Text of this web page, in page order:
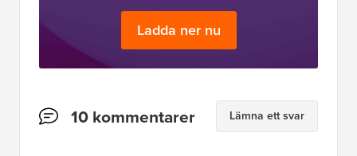
Ladda ner nu
Läsarnas10 kommentarer Lämna ett svar